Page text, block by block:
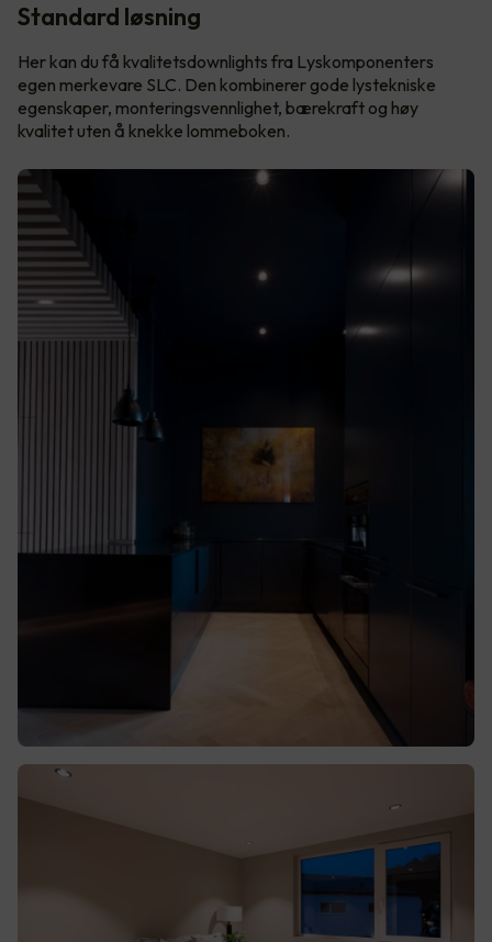
Standard løsning
Her kan du få kvalitetsdownlights fra Lyskomponenters
egen merkevare SLC. Den kombinerer gode lystekniske
egenskaper, monteringsvennlighet, bærekraft og høy
kvalitet uten å knekke lommeboken.